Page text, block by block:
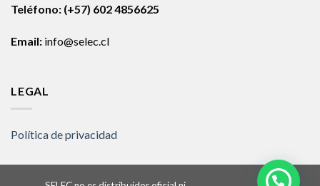
Teléfono: (+57) 602 4856625
Email: info@selec.cl
LEGAL
Política de privacidad